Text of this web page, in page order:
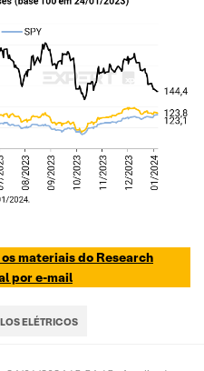
materiais do Research
por e-mail
ELÉTRICOS